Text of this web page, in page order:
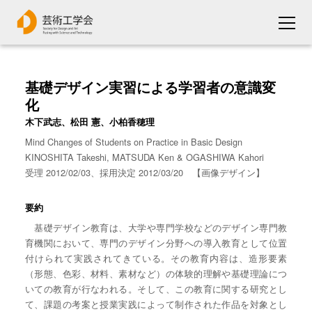
基礎デザイン実習による学習者の意識変
化
木下武志、松田 憲、小柏香穂理
Mind Changes of Students on Practice in Basic Design
KINOSHITA Takeshi, MATSUDA Ken & OGASHIWA Kahori
受理 2012/02/03、採用決定 2012/03/20 【画像デザイン】
要約
基礎デザイン教育は、大学や専門学校などのデザイン専門教
育機関において、専門のデザイン分野への導入教育として位置
付けられて実践されてきている。その教育内容は、造形要素
（形態、色彩、材料、素材など）の体験的理解や基礎理論につ
いての教育が行なわれる。そして、この教育に関する研究とし
て、課題の考案と授業実践によって制作された作品を対象とし